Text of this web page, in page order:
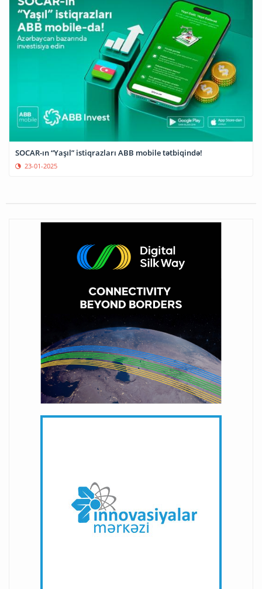
SOCAR-ın “Yaşıl” istiqrazları ABB mobile tətbiqində!
23-01-2025